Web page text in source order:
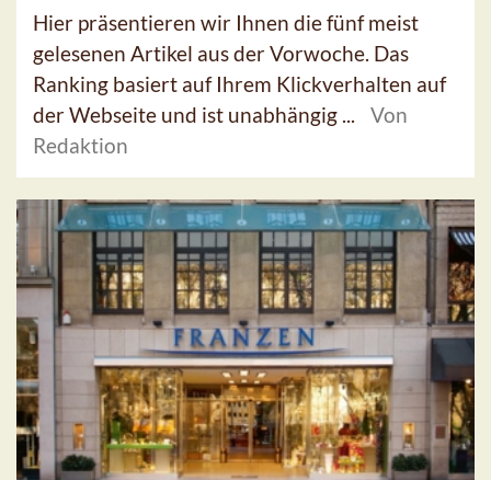
Hier präsentieren wir Ihnen die fünf meist
gelesenen Artikel aus der Vorwoche. Das
Ranking basiert auf Ihrem Klickverhalten auf
der Webseite und ist unabhängig ...
Von
Redaktion